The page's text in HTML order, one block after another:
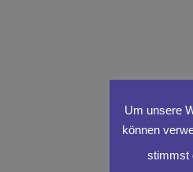
Um unsere
können
stimmst